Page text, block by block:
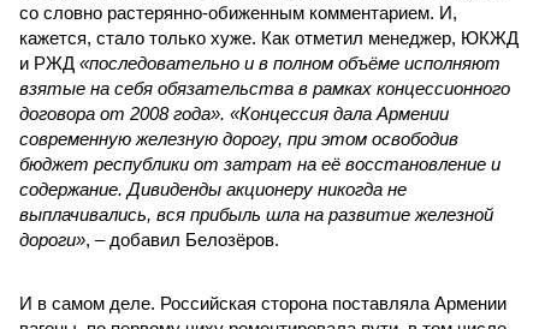
со словно растерянно-обиженным комментарием. И,
кажется, стало только хуже. Как отметил менеджер, ЮКЖД
и РЖД «последовательно и в полном объёме исполняют
взятые на себя обязательства в рамках концессионного
договора от 2008 года». «Концессия дала Армении
современную железную дорогу, при этом освободив
бюджет республики от затрат на её восстановление и
содержание. Дивиденды акционеру никогда не
выплачивались, вся прибыль шла на развитие железной
дороги», – добавил Белозёров.
И в самом деле. Российская сторона поставляла Армении